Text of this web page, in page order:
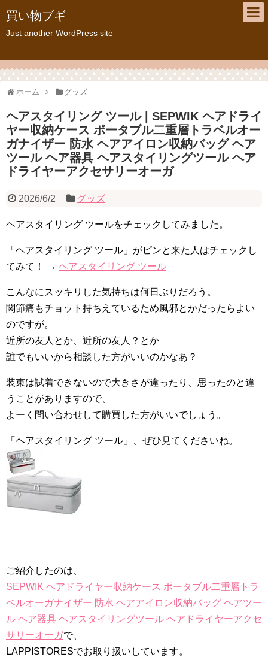
買い物ブギ
Just another WordPress site
ホーム グッズ
ヘアスタイリング ツール | SEPWIK ヘアドライ
ヤー収納ケース ポータブル二重層トラベルオー
ガナイザー 防水 ヘアアイロン収納バッグ ヘア
ツール ヘア器具 ヘアスタイリングツール ヘア
ドライヤーアクセサリーオーガ
2026/6/2 グッズ
ヘアスタイリング ツールをチェックしてみました。
「ヘアスタイリング ツール」がピンと来た人はチェックし
てみて！ → ヘアスタイリング ツール
こんなにスッキリした気持ちは何日ぶりだろう。
関節痛もチョット持ちえているため風邪とかだったらよい
のですが。
近所の友人とか、近所の友人？とか
誰でもいいから相談した方がいいのかなあ？
装束は試着できないので大きさが違ったり、思ったのと違
うことがありますので、
よーく問い合わせして購買した方がいいでしょう。
「ヘアスタイリング ツール」、ぜひ見てくださいね。
ご紹介したのは、
SEPWIK ヘアドライヤー収納ケース ポータブル二重層トラ
ベルオーガナイザー 防水 ヘアアイロン収納バッグ ヘアツー
ル ヘア器具 ヘアスタイリングツール ヘアドライヤーアクセ
サリーオーガで、
LAPPISTORESでお取り扱いしています。